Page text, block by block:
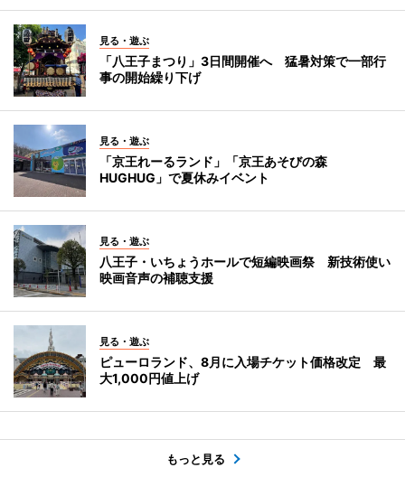
見る・遊ぶ
「八王子まつり」3日間開催へ 猛暑対策で一部行
事の開始繰り下げ
見る・遊ぶ
「京王れーるランド」「京王あそびの森
HUGHUG」で夏休みイベント
見る・遊ぶ
八王子・いちょうホールで短編映画祭 新技術使い
映画音声の補聴支援
見る・遊ぶ
ピューロランド、8月に入場チケット価格改定 最
大1,000円値上げ
もっと見る